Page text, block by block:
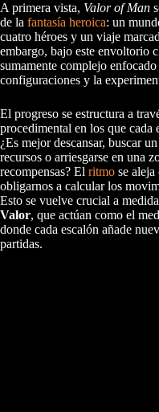
A primera vista, Valor of Man
de la fantasía heroica: un
cuatro héroes y un viaje
embargo, bajo este envoltorio
sumamente complejo
configuraciones y la
El progreso se estructura a
procedimental en los que cada
¿Es mejor descansar, buscar
recursos o arriesgarse en una
recompensas? El ritmo se aleja
obligarnos a calcular los
Esto se vuelve crucial a
Valor, que actúan como el
donde cada escalón añade
partidas.